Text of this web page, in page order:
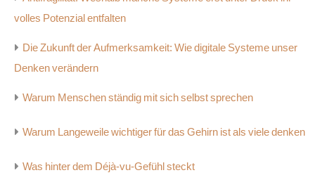
volles Potenzial entfalten
Die Zukunft der Aufmerksamkeit: Wie digitale Systeme unser
Denken verändern
Warum Menschen ständig mit sich selbst sprechen
Warum Langeweile wichtiger für das Gehirn ist als viele denken
Was hinter dem Déjà-vu-Gefühl steckt